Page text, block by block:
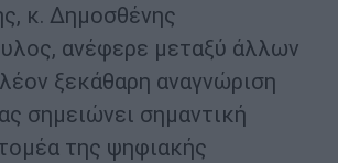
κ. Δημοσθένης
ανέφερε μεταξύ άλλων
ξεκάθαρη αναγνώριση
σημειώνει σημαντική
της ψηφιακής